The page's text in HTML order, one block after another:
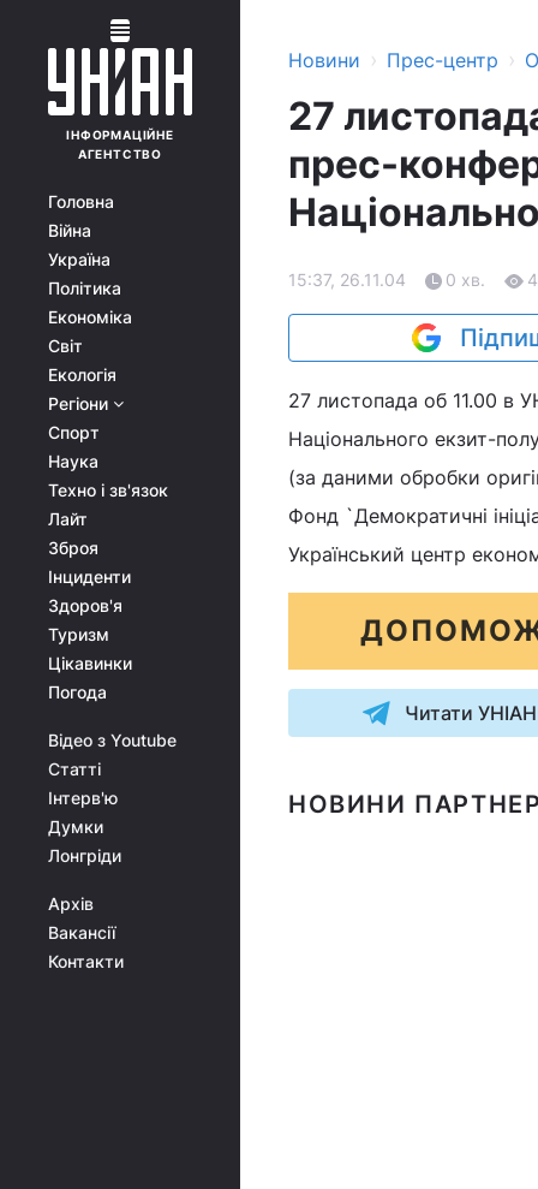
ІНФОРМАЦІЙНЕ
АГЕНТСТВО
Головна
Війна
Україна
Політика
Економіка
Світ
Екологія
Регіони
Спорт
Наука
Техно і зв'язок
Лайт
Зброя
Інциденти
Здоров'я
Туризм
Цікавинки
Погода
Відео з Youtube
Статті
Інтерв'ю
Думки
Лонгріди
Архів
Вакансії
Контакти
Новини › Прес-центр ›
27
прес-
15:37, 26.11.04 0 хв.
27 листопада об 11.00 в
Національного екзит-
(за даними обробки
Фонд `Демократичні
Український центр
Читати
НОВИНИ